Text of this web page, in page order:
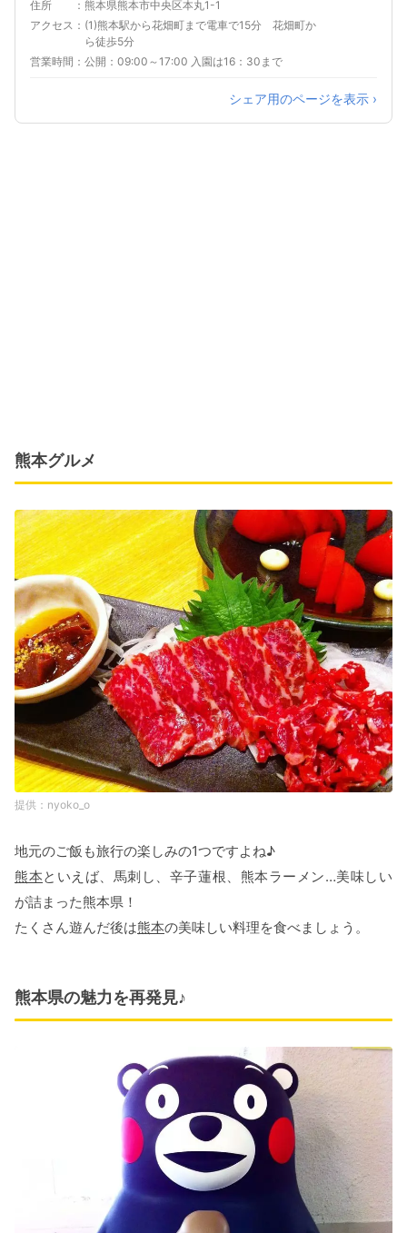
住所
熊本県熊本市中央区本丸1-1
アクセス
(1)熊本駅から花畑町まで電車で15分 花畑町か
ら徒歩5分
営業時間
公開：09:00～17:00 入園は16：30まで
シェア用のページを表示 ›
熊本グルメ
nyoko_o
地元のご飯も旅行の楽しみの1つですよね♪
熊本といえば、馬刺し、辛子蓮根、熊本ラーメン…美味しい
が詰まった熊本県！
たくさん遊んだ後は熊本の美味しい料理を食べましょう。
熊本県の魅力を再発見♪